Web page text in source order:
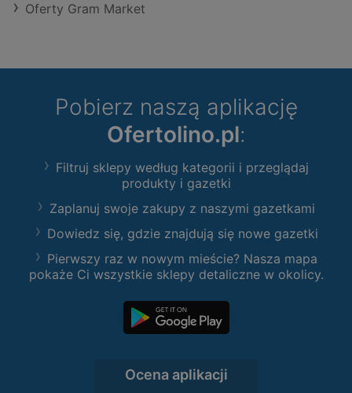
Oferty Gram Market
Pobierz naszą aplikację
Ofertolino.pl:
Filtruj sklepy według kategorii i przeglądaj
produkty i gazetki
Zaplanuj swoje zakupy z naszymi gazetkami
Dowiedz się, gdzie znajdują się nowe gazetki
Pierwszy raz w nowym mieście? Nasza mapa
pokaże Ci wszystkie sklepy detaliczne w okolicy.
Ocena aplikacji